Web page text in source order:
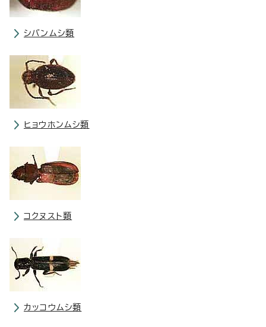
シバンムシ類
ヒョウホンムシ類
コクヌスト類
カッコウムシ類